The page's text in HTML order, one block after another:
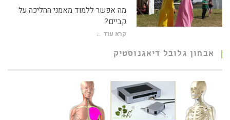
מה אפשר ללמוד מאמני ההליכה על
קביים?
קרא עוד ←
אבחון גלובל דיאגנוסטיק